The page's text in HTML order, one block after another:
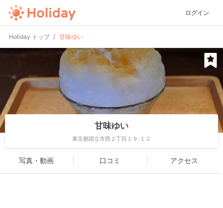
ログイン
Holiday トップ 甘味ゆい
甘味ゆい
東京都国立市西２丁目１９-１２
写真・動画 口コミ アクセス